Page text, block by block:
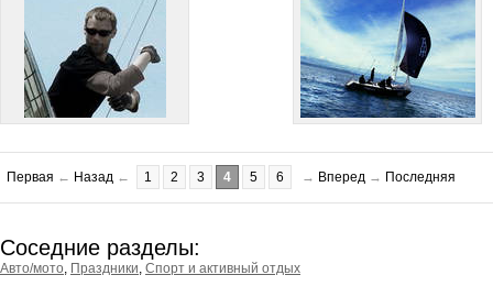
Первая ← Назад ← 1 2 3 4 5 6 → Вперед → Последняя
Соседние разделы:
Авто/мото, Праздники, Спорт и активный отдых